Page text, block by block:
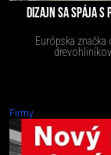
DIZAJN SA SPÁJA S
Európska
Firmy